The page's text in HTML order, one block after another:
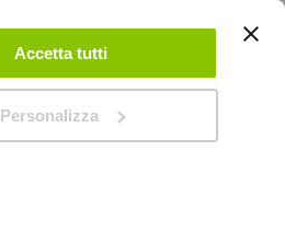
Accetta tutti
Personalizza
CREA UN ACCOUNT CONTATTACI